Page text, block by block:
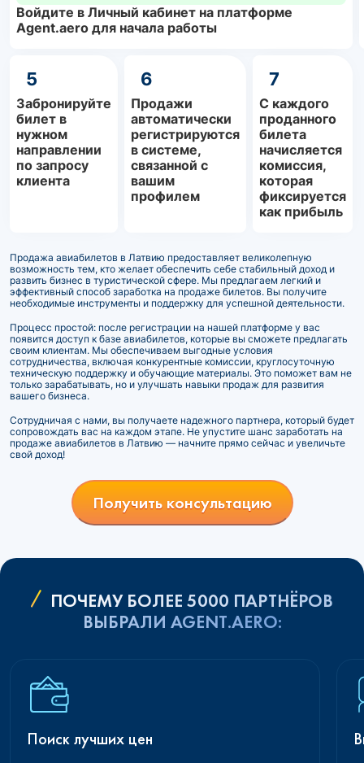
Войдите в Личный кабинет на платформе
Agent.aero для начала работы
5
Забронируйте
билет в
нужном
направлении
по запросу
клиента
6
Продажи
автоматически
регистрируются
в системе,
связанной с
вашим
профилем
7
С каждого
проданного
билета
начисляется
комиссия,
которая
фиксируется
как прибыль
Продажа авиабилетов в Латвию предоставляет великолепную
возможность тем, кто желает обеспечить себе стабильный доход и
развить бизнес в туристической сфере. Мы предлагаем легкий и
эффективный способ заработка на продаже билетов. Вы получите
необходимые инструменты и поддержку для успешной деятельности.
Процесс простой: после регистрации на нашей платформе у вас
появится доступ к базе авиабилетов, которые вы сможете предлагать
своим клиентам. Мы обеспечиваем выгодные условия
сотрудничества, включая конкурентные комиссии, круглосуточную
техническую поддержку и обучающие материалы. Это поможет вам не
только зарабатывать, но и улучшать навыки продаж для развития
вашего бизнеса.
Сотрудничая с нами, вы получаете надежного партнера, который будет
сопровождать вас на каждом этапе. Не упустите шанс заработать на
продаже авиабилетов в Латвию — начните прямо сейчас и увеличьте
свой доход!
Получить консультацию
ПОЧЕМУ БОЛЕЕ 5000 ПАРТНЁРОВ
ВЫБРАЛИ AGENT.AERO:
Поиск лучших цен